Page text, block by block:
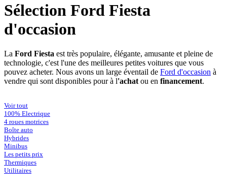
Sélection Ford Fiesta
d'occasion
La Ford Fiesta est très populaire, élégante, amusante et pleine de
technologie, c'est l'une des meilleures petites voitures que vous
pouvez acheter. Nous avons un large éventail de Ford d'occasion à
vendre qui sont disponibles pour à l'achat ou en financement.
Voir tout
100% Electrique
4 roues motrices
Boîte auto
Hybrides
Minibus
Les petits prix
Thermiques
Utilitaires